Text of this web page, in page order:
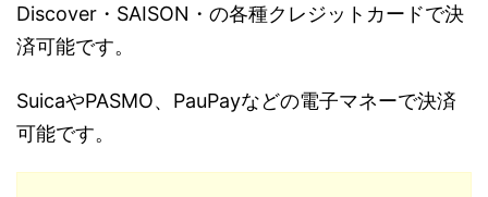
Discover・SAISON・の各種クレジットカードで決
済可能です。
SuicaやPASMO、PauPayなどの電子マネーで決済
可能です。